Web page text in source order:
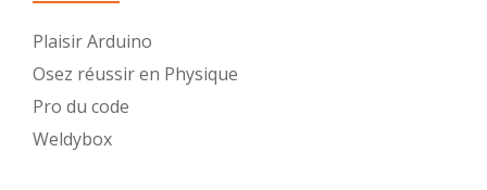
Plaisir Arduino
Osez réussir en Physique
Pro du code
Weldybox